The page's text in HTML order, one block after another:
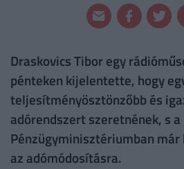
Draskovics Tibor egy
pénteken kijelentette, hogy
teljesítményösztönzőbb és
adórendszert szeretnének, s a
Pénzügyminisztériumban
az adómódosításra.